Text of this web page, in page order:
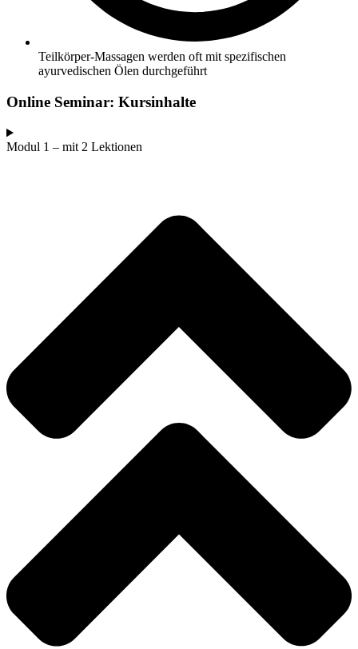
Teilkörper-Massagen werden oft mit spezifischen
ayurvedischen Ölen durchgeführt
Online Seminar: Kursinhalte
Modul 1 – mit 2 Lektionen